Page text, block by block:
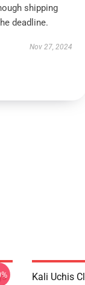
shipping
deadline.
Nov 27, 2024
Kali Uchis